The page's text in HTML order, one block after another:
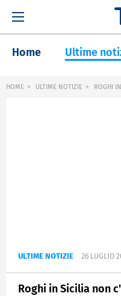
Home Ultime
HOME ULTIME NOTIZIE ROGHI
ULTIME NOTIZIE 26 LUGLIO
Roghi in Sicilia non